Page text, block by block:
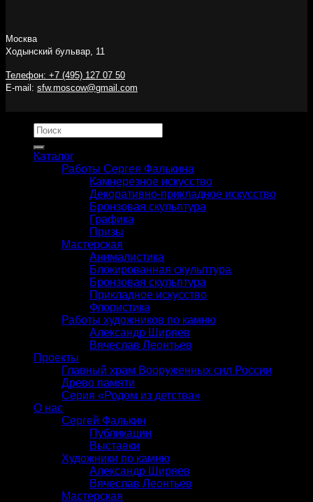
Москва
Ходынский бульвар, 11
Телефон: +7 (495) 127 07 50
E-mail: sfw.moscow@gmail.com
Искать:
Каталог
Работы Сергея Фалькина
Камнерезное искусство
Декоративно-прикладное искусство
Бронзовая скульптура
Графика
Призы
Мастерская
Анималистика
Блокированная скульптура
Бронзовая скульптура
Прикладное искусство
Флористика
Работы художников по камню
Александр Ширяев
Вячеслав Леонтьев
Проекты
Главный храм Вооруженных сил России
Древо памяти
Серия «Родом из детства»
О нас
Сергей Фалькин
Публикации
Выставки
Художники по камню
Александр Ширяев
Вячеслав Леонтьев
Мастерская